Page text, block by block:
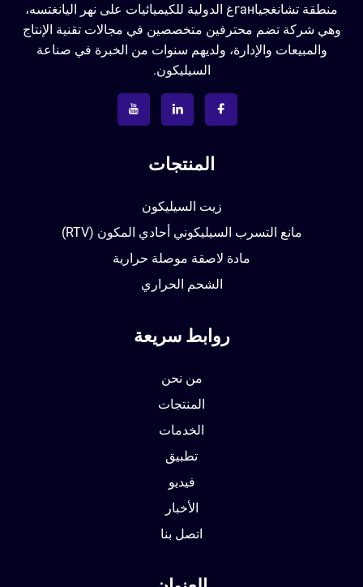
منطقة تشانغجياганغ الدولية للكيميائيات على نهر اليانغتسه،
وهي شركة تضم محترفين متخصصين في مجالات تقنية الإنتاج
والمبيعات والإدارة، ولديهم سنوات من الخبرة في صناعة
السيليكون.
المنتجات
زيت السيليكون
مانع التسرب السيليكوني أحادي المكون (RTV)
مادة لاصقة موصلة حرارية
الشحم الحراري
روابط سريعة
من نحن
المنتجات
الخدمات
تطبيق
فيديو
الأخبار
اتصل بنا